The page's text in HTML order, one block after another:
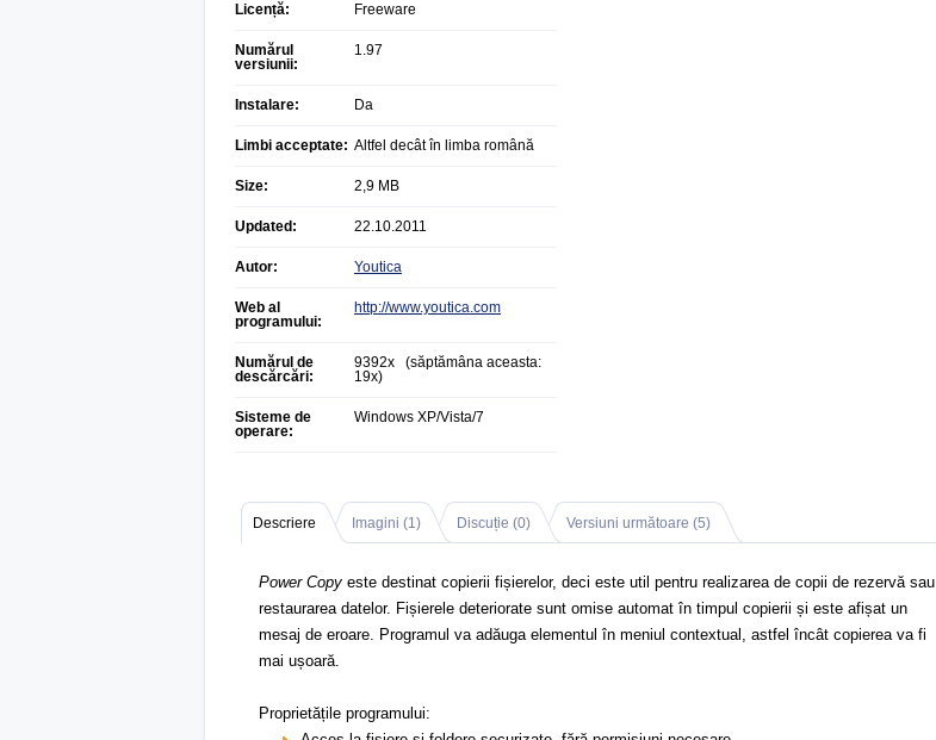
Licență: Freeware
Numărul
versiunii:
1.97
Instalare: Da
Limbi acceptate: Altfel decât în limba română
Size: 2,9 MB
Updated: 22.10.2011
Autor: Youtica
Web al
programului:
http://www.youtica.com
Numărul de
descărcări:
9392x (săptămâna aceasta:
19x)
Sisteme de
operare:
Windows XP/Vista/7
Descriere Imagini (1) Discuție (0) Versiuni următoare (5)
Power Copy este destinat copierii fișierelor, deci este util pentru realizarea de copii de rezervă sau
restaurarea datelor. Fișierele deteriorate sunt omise automat în timpul copierii și este afișat un
mesaj de eroare. Programul va adăuga elementul în meniul contextual, astfel încât copierea va fi
mai ușoară.
Proprietățile programului: